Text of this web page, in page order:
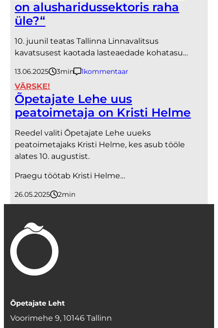
on alusharidussektoris raha
üle?“
10. juunil teatas Tallinna Linnavalitsus
kavatsusest kaotada lasteaedade kohatasu…
13.06.2025 3minutit
1kommentaar
VÄRSKE!
Õpetajate Lehe uus
peatoimetaja on Kristi Helme
Reedel valiti Õpetajate Lehe uueks
peatoimetajaks Kristi Helme, kes asub tööle
alates 10. augustist.
Praegu töötab Kristi Helme…
26.05.2025 2minutit
Õpetajate Leht
Voorimehe 9, 10146 Tallinn